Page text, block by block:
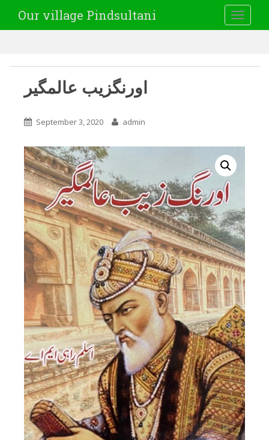
Our village Pindsultani
اورنگزیب عالمگیر
September 3, 2020 admin